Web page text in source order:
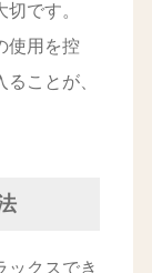
です。
使用を控
ことが、
ックスでき